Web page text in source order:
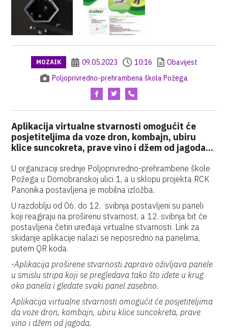
MOZAIK 09.05.2023 10:16
Obavijest
Poljoprivredno-prehrambena škola Požega
Aplikacija virtualne stvarnosti omogućit će
posjetiteljima da voze dron, kombajn, ubiru
klice suncokreta, prave vino i džem od jagoda...
U organizaciji srednje Poljoprivredno-prehrambene škole
Požega u Domobranskoj ulici 1, a u sklopu projekta RCK
Panonika postavljena je mobilna izložba.
U razdoblju od 06. do 12. svibnja postavljeni su paneli
koji reagiraju na proširenu stvarnost, a 12. svibnja bit će
postavljena četiri uređaja virtualne stvarnosti. Link za
skidanje aplikacije nalazi se neposredno na panelima,
putem QR koda.
-Aplikacija proširene stvarnosti zapravo oživljava panele
u smislu stripa koji se pregledava tako što idete u krug
oko panela i gledate svaki panel zasebno.
Aplikacija virtualne stvarnosti omogućit će posjetiteljima
da voze dron, kombajn, ubiru klice suncokreta, prave
vino i džem od jagoda.